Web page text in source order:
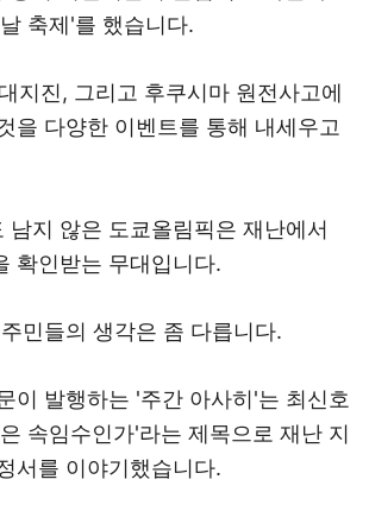
축제'를 했습니다.
지진, 그리고 후쿠시마 원전사고에
을 다양한 이벤트를 통해 내세우고
남지 않은 도쿄올림픽은 재난에서
확인받는 무대입니다.
민들의 생각은 좀 다릅니다.
이 발행하는 '주간 아사히'는 최신호
속임수인가'라는 제목으로 재난 지
서를 이야기했습니다.